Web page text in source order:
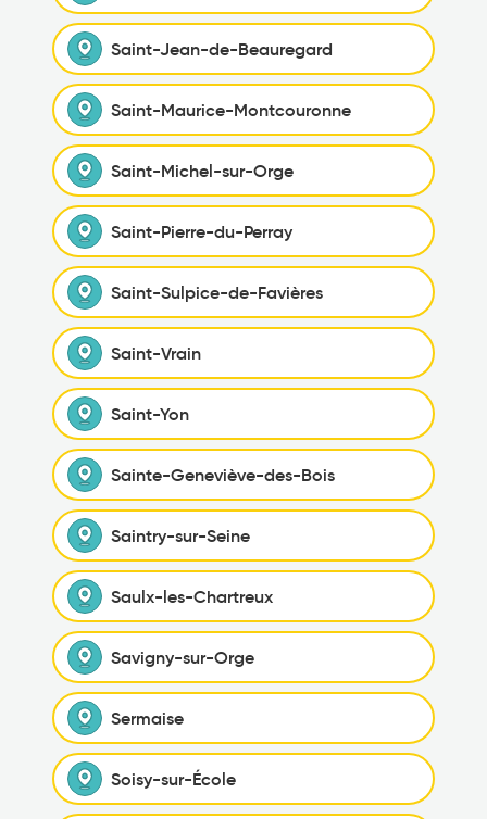
Saint-Jean-de-Beauregard
Saint-Maurice-Montcouronne
Saint-Michel-sur-Orge
Saint-Pierre-du-Perray
Saint-Sulpice-de-Favières
Saint-Vrain
Saint-Yon
Sainte-Geneviève-des-Bois
Saintry-sur-Seine
Saulx-les-Chartreux
Savigny-sur-Orge
Sermaise
Soisy-sur-École